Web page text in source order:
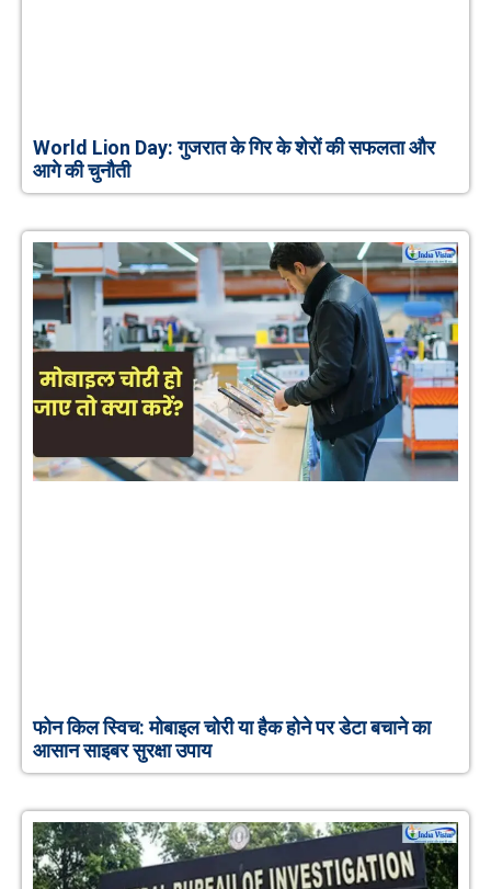
World Lion Day: गुजरात के गिर के शेरों की सफलता और
आगे की चुनौती
फोन किल स्विच: मोबाइल चोरी या हैक होने पर डेटा बचाने का
आसान साइबर सुरक्षा उपाय